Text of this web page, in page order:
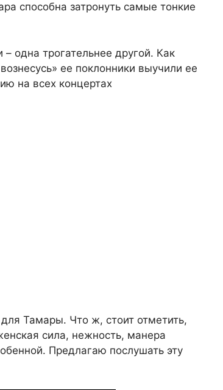
способна затронуть самые тонкие
одна трогательнее другой. Как
ее поклонники выучили ее
на всех концертах
Тамары. Что ж, стоит отметить,
сила, нежность, манера
Предлагаю послушать эту